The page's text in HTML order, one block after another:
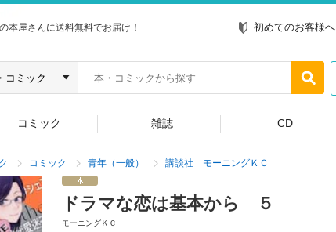
本屋さんに送料無料でお届け！ 初めてのお客様へ
コミック 雑誌 CD
コミック 青年（一般） 講談社 モーニングＫＣ
ドラマな恋は基本から ５
モーニングＫＣ